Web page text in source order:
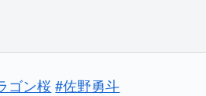
ゴン桜 #佐野勇斗